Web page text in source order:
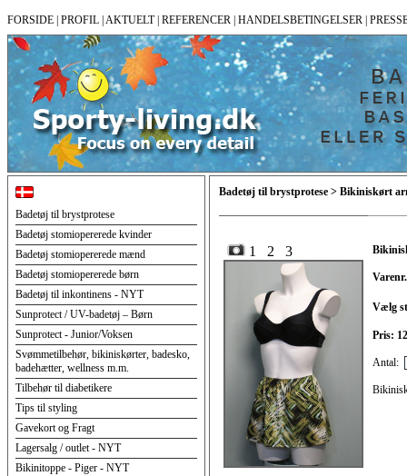
FORSIDE PROFIL AKTUELT| REFERENCER HANDELSBETINGELSER
Badetøj til brystprotese
Badetøj stomiopererede kvinder
Badetøj stomiopererede mænd
Badetøj stomiopererede børn
Badetøj til inkontinens - NYT
Sunprotect / UV-badetøj – Børn
Sunprotect - Junior/Voksen
Svømmetilbehør, bikiniskørter, badesko,
badehætter, wellness m.m.
Tilbehør til diabetikere
Tips til styling
Gavekort og Fragt
Lagersalg / outlet - NYT
Bikinitoppe - Piger - NYT
Badetøj til brystprotese > Bikiniskørt
1 2 3
Vælg
Pris:
Antal: